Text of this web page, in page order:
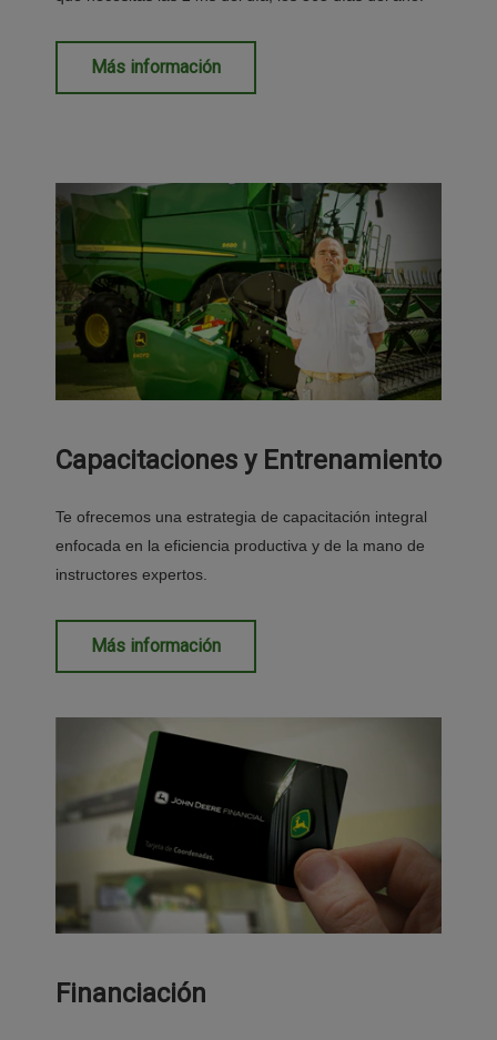
Más información
Capacitaciones y Entrenamiento
Te ofrecemos una estrategia de capacitación integral
enfocada en la eficiencia productiva y de la mano de
instructores expertos.
Más información
Financiación